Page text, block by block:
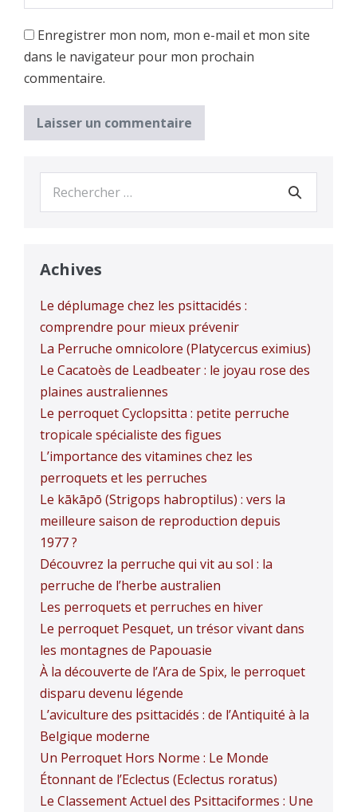
Enregistrer mon nom, mon e-mail et mon site
dans le navigateur pour mon prochain
commentaire.
pour :
Achives
Le déplumage chez les psittacidés :
comprendre pour mieux prévenir
La Perruche omnicolore (Platycercus eximius)
Le Cacatoès de Leadbeater : le joyau rose des
plaines australiennes
Le perroquet Cyclopsitta : petite perruche
tropicale spécialiste des figues
L’importance des vitamines chez les
perroquets et les perruches
Le kākāpō (Strigops habroptilus) : vers la
meilleure saison de reproduction depuis
1977 ?
Découvrez la perruche qui vit au sol : la
perruche de l’herbe australien
Les perroquets et perruches en hiver
Le perroquet Pesquet, un trésor vivant dans
les montagnes de Papouasie
À la découverte de l’Ara de Spix, le perroquet
disparu devenu légende
L’aviculture des psittacidés : de l’Antiquité à la
Belgique moderne
Un Perroquet Hors Norme : Le Monde
Étonnant de l’Eclectus (Eclectus roratus)
Le Classement Actuel des Psittaciformes : Une